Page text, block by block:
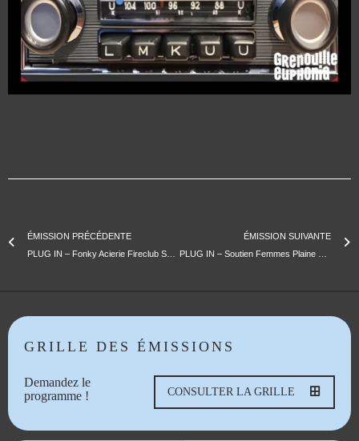
ÉMISSION PRÉCÉDENTE
ÉMISSION SUIVANTE
GRILLE DES ÉMISSIONS
Demandez le
programme !
CONSULTER LA GRILLE